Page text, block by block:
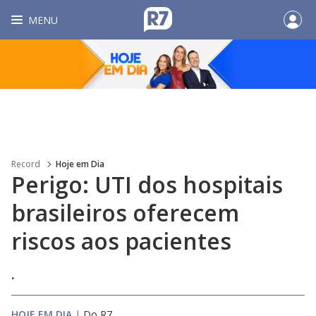
MENU
Record Hoje em Dia
Perigo: UTI dos hospitais
brasileiros oferecem
riscos aos pacientes
.